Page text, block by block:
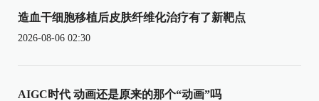
造血干细胞移植后皮肤纤维化治疗有了新靶点
2026-08-06 02:30
AIGC时代 动画还是原来的那个“动画”吗